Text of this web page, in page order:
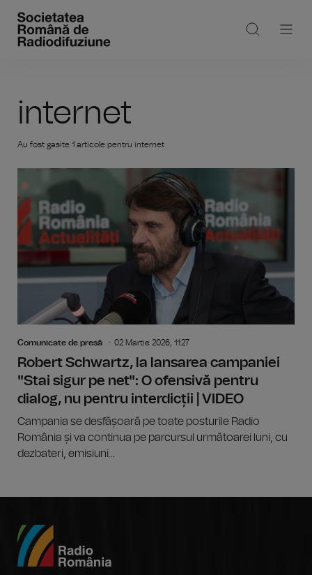
internet
Au fost gasite 1 articole pentru internet
Comunicate de presă 02 Martie 2026, 11:27
Robert Schwartz, la lansarea campaniei
"Stai sigur pe net": O ofensivă pentru
dialog, nu pentru interdicții | VIDEO
Campania se desfășoară pe toate posturile Radio
România și va continua pe parcursul următoarei luni, cu
dezbateri, emisiuni...